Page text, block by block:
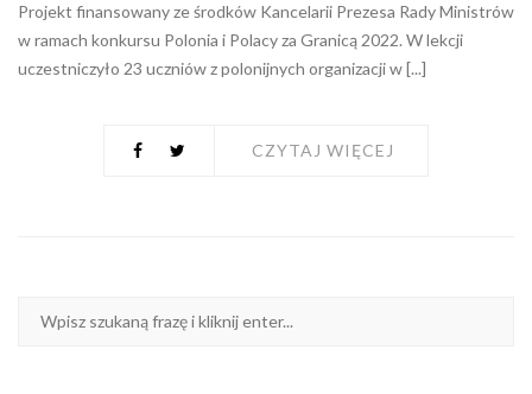
Projekt finansowany ze środków Kancelarii Prezesa Rady Ministrów
w ramach konkursu Polonia i Polacy za Granicą 2022. W lekcji
uczestniczyło 23 uczniów z polonijnych organizacji w [...]
CZYTAJ WIĘCEJ